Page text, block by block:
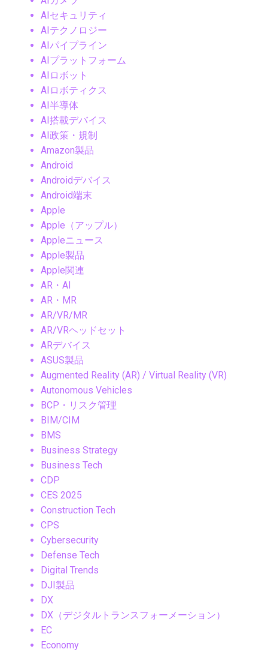
AIセキュリティ
AIテクノロジー
AIパイプライン
AIプラットフォーム
AIロボット
AIロボティクス
AI半導体
AI搭載デバイス
AI政策・規制
Amazon製品
Android
Androidデバイス
Android端末
Apple
Apple（アップル）
Appleニュース
Apple製品
Apple関連
AR・AI
AR・MR
AR/VR/MR
AR/VRヘッドセット
ARデバイス
ASUS製品
Augmented Reality (AR) / Virtual Reality (VR)
Autonomous Vehicles
BCP・リスク管理
BIM/CIM
BMS
Business Strategy
Business Tech
CDP
CES 2025
Construction Tech
CPS
Cybersecurity
Defense Tech
Digital Trends
DJI製品
DX
DX（デジタルトランスフォーメーション）
EC
Economy